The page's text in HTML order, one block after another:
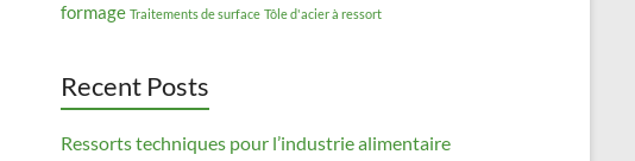
formage Traitements de surface Tôle d'acier à ressort
Recent Posts
Ressorts techniques pour l’industrie alimentaire